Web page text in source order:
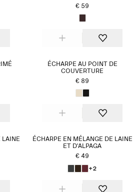
€ 59
ÉCHARPE AU POINT DE
COUVERTURE
€ 89
LAINE
ÉCHARPE EN MÉLANGE DE LAINE
ET D'ALPAGA
€ 49
+2